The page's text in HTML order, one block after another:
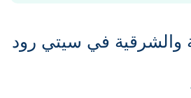
والشرقية في سيتي رود